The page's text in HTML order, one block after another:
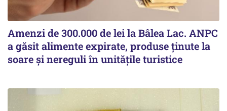
Amenzi de 300.000 de lei la Bâlea Lac. ANPC
a găsit alimente expirate, produse ținute la
soare și nereguli în unitățile turistice